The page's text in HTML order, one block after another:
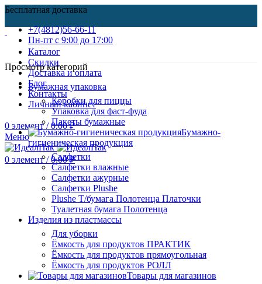
Бесплатная доставка
+7(4812)56-66-11
Пн-пт c 9:00 до 17:00
Каталог
Скидки
Доставка и оплата
Блог
Контакты
Личный кабинет
0 элемент / 0.00₽
Меню
0 элемент / 0.00₽
Просмотр категорий
Бумажная упаковка
Коробки для пиццы
Упаковка для фаст-фуда
Пакеты бумажные
Бумажно-
гигиеническая продукция
Салфетки
Салфетки влажные
Салфетки ажурные
Салфетки Plushe
Plushe Т/бумага Полотенца Платочки
Туалетная бумага Полотенца
Изделия из пластмассы
Для уборки
Ёмкость для продуктов ПРАКТИК
Ёмкость для продуктов прямоугольная
Ёмкость для продуктов РОЛЛ
Товары для магазинов